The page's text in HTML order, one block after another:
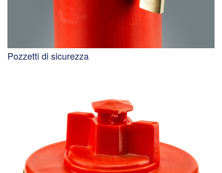
Pozzetti di sicurezza